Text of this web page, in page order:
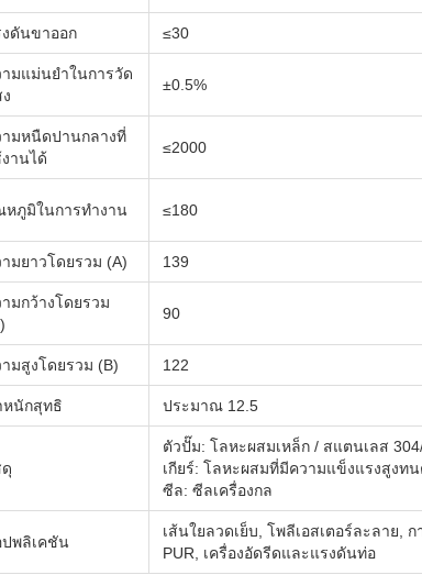
งดันขาออก ≤30
ามแม่นยำในการวัด
±0.5%
ามหนืดปานกลางที่
านได้
≤2000
หภูมิในการทำงาน ≤180
มยาวโดยรวม (A) 139
มกว้างโดยรวม
90
มสูงโดยรวม (B) 122
หนักสุทธิ ประมาณ 12.5
ตัวปั๊ม: โลหะผสมเหล็ก / สแตนเลส
เกียร์: โลหะผสมที่มีความแข็งแรงสูงท
ซีล: ซีลเครื่องกล
ปพลิเคชัน
เส้นใยลวดเย็บ, โพลีเอสเตอร์ละลาย,
PUR, เครื่องอัดรีดและแรงดันท่อ